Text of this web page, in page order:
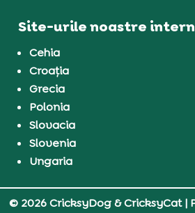
Site-urile noastre
Cehia
Croația
Grecia
Polonia
Slovacia
Slovenia
Ungaria
© 2026 CricksyDog & CricksyCat|